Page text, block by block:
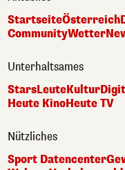
StartseiteÖsterreich
CommunityWetter
Unterhaltsames
StarsLeuteKultur
Heute KinoHeute TV
Nützliches
Sport Datencenter